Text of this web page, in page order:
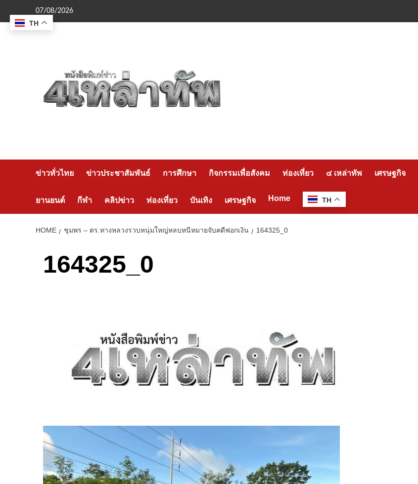
content
07/08/2026
ข่าวทั่วไทย ข่าวประชาสัมพันธ์ การศึกษา กิจกรรมเพื่อสังคม ท่องเที่ยว ๔ เหล่าทัพ เศรษฐกิจ
ยานยนต์ กีฬา คลิปข่าว ท่องเที่ยว บันเทิง เศรษฐกิจ Home TH
HOME ชุมพร – ตร.ทางหลวงรวบหนุ่มใหญ่หลบหนีหมายจับคดีฟอกเงิน 164325_0
164325_0
TH